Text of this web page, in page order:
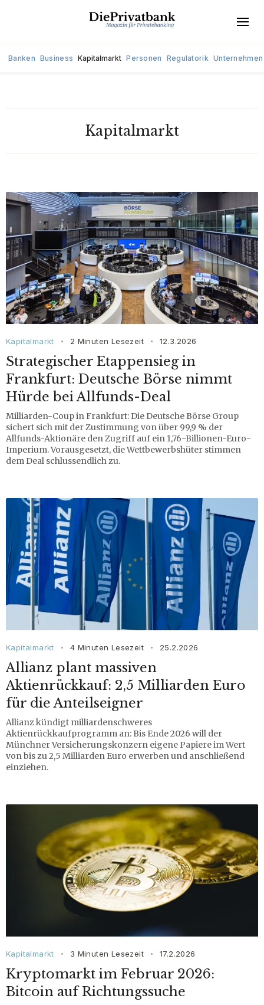
Banken Business Kapitalmarkt Personen Regulatorik Unternehmen
Kapitalmarkt
Kapitalmarkt • 2 Minuten Lesezeit • 12.3.2026
Strategischer Etappensieg in
Frankfurt: Deutsche Börse nimmt
Hürde bei Allfunds-Deal
Milliarden-Coup in Frankfurt: Die Deutsche Börse Group
sichert sich mit der Zustimmung von über 99,9 % der
Allfunds-Aktionäre den Zugriff auf ein 1,76-Billionen-Euro-
Imperium. Vorausgesetzt, die Wettbewerbshüter stimmen
dem Deal schlussendlich zu.
Kapitalmarkt • 4 Minuten Lesezeit • 25.2.2026
Allianz plant massiven
Aktienrückkauf: 2,5 Milliarden Euro
für die Anteilseigner
Allianz kündigt milliardenschweres
Aktienrückkaufprogramm an: Bis Ende 2026 will der
Münchner Versicherungskonzern eigene Papiere im Wert
von bis zu 2,5 Milliarden Euro erwerben und anschließend
einziehen.
Kapitalmarkt • 3 Minuten Lesezeit • 17.2.2026
Kryptomarkt im Februar 2026:
Bitcoin auf Richtungssuche